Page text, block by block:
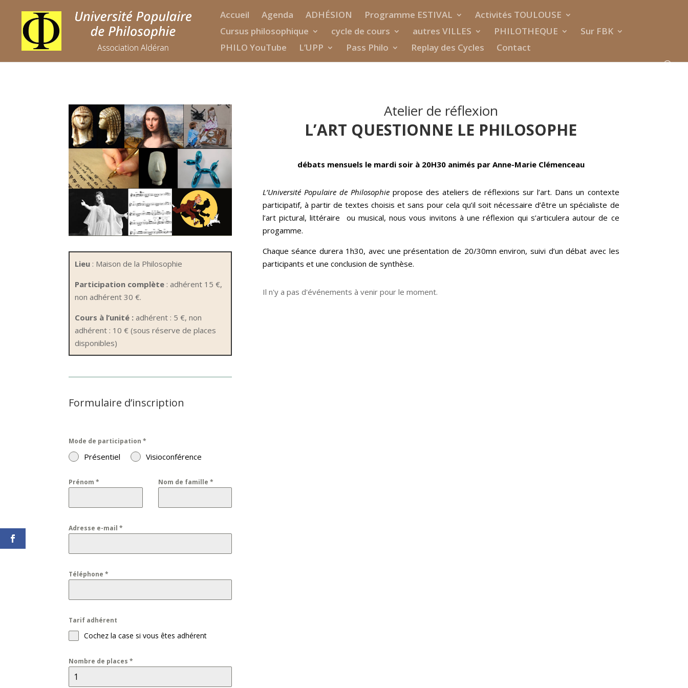
Accueil Agenda ADHÉSION Programme ESTIVAL
Activités TOULOUSE
Cursus philosophique
cycle de cours autres VILLES PHILOTHEQUE
Sur FBK
PHILO YouTube
L’UPP Pass Philo Replay des Cycles Contact
Lieu : Maison de la Philosophie
Participation complète : adhérent 15 €,
non adhérent 30 €.
Cours à l’unité :adhérent : 5 €, non
adhérent : 10 € (sous réserve de places
disponibles)
Formulaire d’inscription
Mode de participation*
Présentiel Visioconférence
Prénom* Nom de famille *
Adresse e-mail*
Téléphone*
Tarif adhérent
Cochez la case si vous êtes adhérent
Nombre de places*
Atelier de réflexion
L’ART QUESTIONNE LE PHILOSOPHE
débats mensuels le mardi soir à 20H30animés par Anne-Marie Clémenceau
L’Université Populaire de Philosophiepropose des ateliers de réflexions sur l’art. Dans un contexte
participatif, à partir de textes choisis et sans pour cela qu’il soit nécessaire d’être un spécialiste de
l’art pictural, littéraire
ou musical, nous vous invitons à une réflexion qui s’articulera autour de ce
progamme.
Chaque séance durera 1h30, avec une présentation de 20/30mn environ, suivi d’un débat avec les
participants et une conclusion de synthèse.
Il n'y a pas d'événements à venir pour le moment.